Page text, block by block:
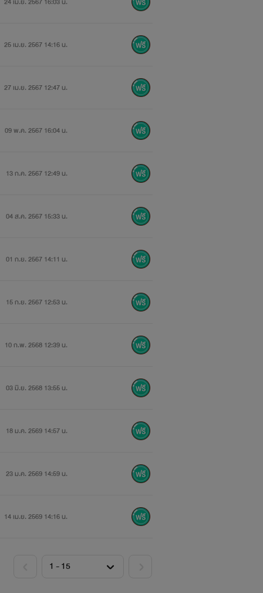
25 เม.ย. 2567 14:16 น.
27 เม.ย. 2567 12:47 น.
09 พ.ค. 2567 16:04 น.
13 ก.ค. 2567 12:49 น.
04 ส.ค. 2567 15:33 น.
01 ก.ย. 2567 14:11 น.
15 ก.ย. 2567 12:53 น.
10 ก.พ. 2568 12:39 น.
03 มิ.ย. 2568 13:55 น.
18 ม.ค. 2569 14:57 น.
23 ม.ค. 2569 14:59 น.
14 เม.ย. 2569 14:16 น.